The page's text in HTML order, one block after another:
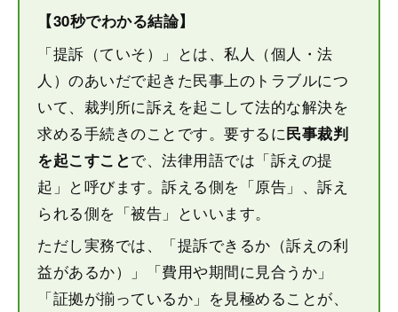
【30秒でわかる結論】
「提訴（ていそ）」とは、私人（個人・法
人）のあいだで起きた民事上のトラブルにつ
いて、裁判所に訴えを起こして法的な解決を
求める手続きのことです。要するに民事裁判
を起こすことで、法律用語では「訴えの提
起」と呼びます。訴える側を「原告」、訴え
られる側を「被告」といいます。
ただし実務では、「提訴できるか（訴えの利
益があるか）」「費用や期間に見合うか」
「証拠が揃っているか」を見極めることが、